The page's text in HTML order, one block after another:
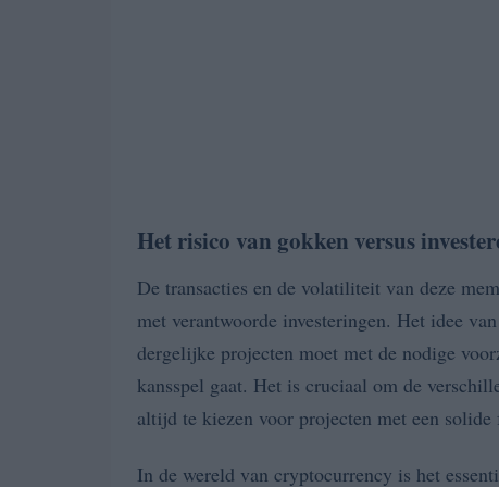
Het risico van gokken versus
De transacties en de volatiliteit van deze
met verantwoorde investeringen. Het idee
dergelijke projecten moet met de nodige
kansspel gaat. Het is cruciaal om de
altijd te kiezen voor projecten met een solide
In de wereld van cryptocurrency is het